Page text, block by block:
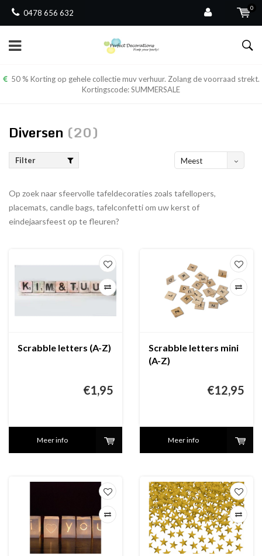
0478 656 632
0
50 % Korting op gehele collectie muv verhuur. Zolang de voorraad strekt.
Kortingscode: SUMMERSALE
Diversen (20)
Filter
Meest
Op zoek naar sfeervolle tafeldecoraties zoals tafellopers,
placemats, candle bags, tafelconfetti om uw kerst of
eindejaarsfeest op te fleuren?
Scrabble letters (A-Z)
€1,95
Meer info
Scrabble letters mini
(A-Z)
€12,95
Meer info